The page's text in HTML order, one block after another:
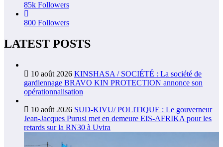
85k Followers
800 Followers
LATEST POSTS
10 août 2026 KINSHASA / SOCIÉTÉ : La société de
gardiennage BRAVO KIN PROTECTION annonce son
opérationnalisation
10 août 2026 SUD-KIVU/ POLITIQUE : Le gouverneur
Jean-Jacques Purusi met en demeure EIS-AFRIKA pour les
retards sur la RN30 à Uvira